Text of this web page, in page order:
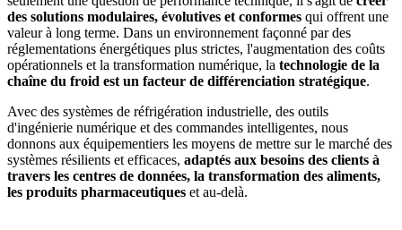
des solutions modulaires, évolutives et conformes qui offrent une
valeur à long terme. Dans un environnement façonné par des
réglementations énergétiques plus strictes, l'augmentation des coûts
opérationnels et la transformation numérique, la technologie de la
chaîne du froid est un facteur de différenciation stratégique.
Avec des systèmes de réfrigération industrielle, des outils
d'ingénierie numérique et des commandes intelligentes, nous
donnons aux équipementiers les moyens de mettre sur le marché des
systèmes résilients et efficaces, adaptés aux besoins des clients à
travers les centres de données, la transformation des aliments,
les produits pharmaceutiques et au-delà.